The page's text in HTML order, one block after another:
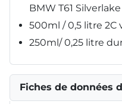
BMW T61
500ml / 0,5 litre 2C
250ml/ 0,25 litre
Fiches de données